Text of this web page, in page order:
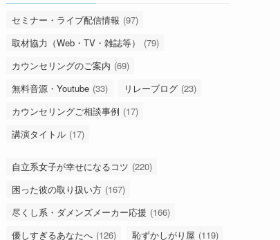
セミナー・ライブ配信情報 (97)
取材協力（Web・TV・雑誌等）
(79)
カウンセリングのご案内 (69)
無料音源・Youtube (33) リレーブログ (23)
カウンセリングご相談事例 (17)
講演タイトル (17)
自立系女子が幸せになるコツ (220)
困った彼の取り扱い方 (167)
尽くし系・ダメンズメーカー応援 (166)
優しすぎるあなたへ (126) 恥ずかしがり屋 (119)